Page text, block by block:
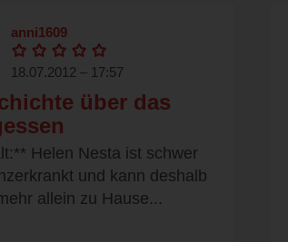
anni1609
18.07.2012 – 17:57
über das
Helen Nesta ist schwer
und kann deshalb
allein zu Hause...